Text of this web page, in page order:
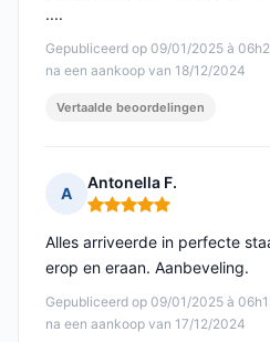
Gepubliceerd op 09/01/2025 à
na een aankoop van 18/12/2024
....
Vertaalde beoordelingen
A
Antonella F.
Opmerking: 5 van 5
Gepubliceerd op 09/01/2025 à
na een aankoop van 17/12/2024
Alles arriveerde in perfecte
erop en eraan. Aanbeveling.